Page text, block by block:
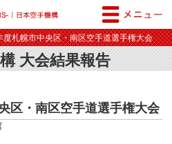
度札幌市中央区・南区空手道選手権大会
大会結果報告
区・南区空手道選手権大会